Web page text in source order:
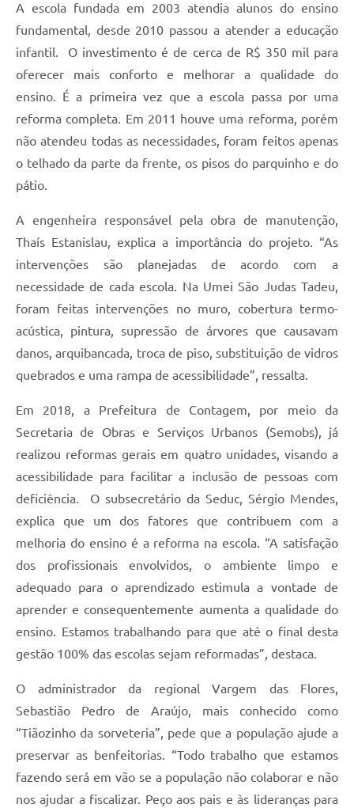
A escola fundada em 2003 atendia alunos do ensino
fundamental, desde 2010 passou a atender a educação
infantil. O investimento é de cerca de R$ 350 mil para
oferecer mais conforto e melhorar a qualidade do
ensino. É a primeira vez que a escola passa por uma
reforma completa. Em 2011 houve uma reforma, porém
não atendeu todas as necessidades, foram feitos apenas
o telhado da parte da frente, os pisos do parquinho e do
pátio.
A engenheira responsável pela obra de manutenção,
Thaís Estanislau, explica a importância do projeto. “As
intervenções são planejadas de acordo com a
necessidade de cada escola. Na Umei São Judas Tadeu,
foram feitas intervenções no muro, cobertura termo-
acústica, pintura, supressão de árvores que causavam
danos, arquibancada, troca de piso, substituição de vidros
quebrados e uma rampa de acessibilidade”, ressalta.
Em 2018, a Prefeitura de Contagem, por meio da
Secretaria de Obras e Serviços Urbanos (Semobs), já
realizou reformas gerais em quatro unidades, visando a
acessibilidade para facilitar a inclusão de pessoas com
deficiência. O subsecretário da Seduc, Sérgio Mendes,
explica que um dos fatores que contribuem com a
melhoria do ensino é a reforma na escola. “A satisfação
dos profissionais envolvidos, o ambiente limpo e
adequado para o aprendizado estimula a vontade de
aprender e consequentemente aumenta a qualidade do
ensino. Estamos trabalhando para que até o final desta
gestão 100% das escolas sejam reformadas”, destaca.
O administrador da regional Vargem das Flores,
Sebastião Pedro de Araújo, mais conhecido como
“Tiãozinho da sorveteria”, pede que a população ajude a
preservar as benfeitorias. “Todo trabalho que estamos
fazendo será em vão se a população não colaborar e não
nos ajudar a fiscalizar. Peço aos pais e às lideranças para